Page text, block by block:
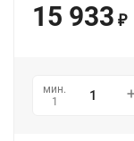
15 933 ₽
мин.
1